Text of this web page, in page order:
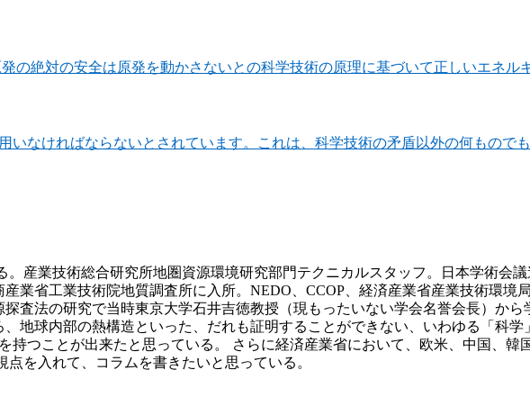
絶対の安全は原発を動かさないとの科学技術の原理に基づいて正しいエネル
いなければならないとされています。これは、科学技術の矛盾以外の何もので
産業技術総合研究所地圏資源環境研究部門テクニカルスタッフ。日本学術会
省工業技術院地質調査所に入所。NEDO、CCOP、経済産業省産業技術環境局
査法の研究で当時東京大学石井吉徳教授（現もったいない学会名誉会長）か
地球内部の熱構造といった、だれも証明することができない、いわゆる「科
つことが出来たと思っている。 さらに経済産業省において、欧米、中国、韓
を入れて、コラムを書きたいと思っている。